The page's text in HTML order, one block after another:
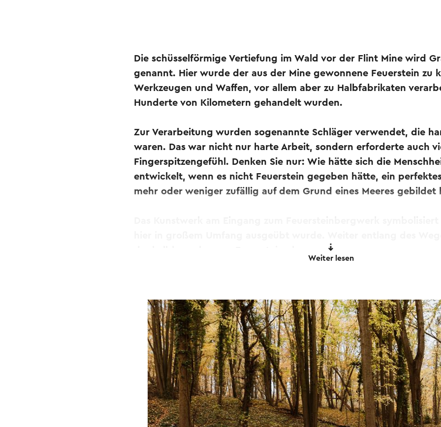
Die schüsselförmige Vertiefung im Wald vor der Flint Mine wird
genannt. Hier wurde der aus der Mine gewonnene Feuerstein zu
Werkzeugen und Waffen, vor allem aber zu Halbfabrikaten
Hunderte von Kilometern gehandelt wurden.
Zur Verarbeitung wurden sogenannte Schläger verwendet, die
waren. Das war nicht nur harte Arbeit, sondern erforderte auch
Fingerspitzengefühl. Denken Sie nur: Wie hätte sich die
entwickelt, wenn es nicht Feuerstein gegeben hätte, ein
mehr oder weniger zufällig auf dem Grund eines Meeres gebildet
Steine hören, mit hohen Tönen, wie mystische Musik...
Dieser Text wurde mit Hilfe eines Online-Übersetzungsdienstes automatisch
Weiter lesen